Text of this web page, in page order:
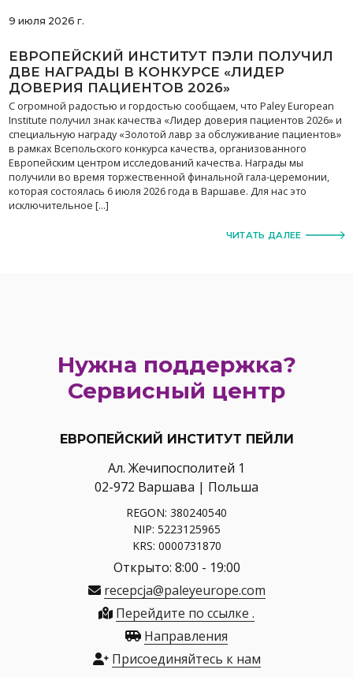
9 июля 2026 г.
ЕВРОПЕЙСКИЙ ИНСТИТУТ ПЭЛИ ПОЛУЧИЛ
ДВЕ НАГРАДЫ В КОНКУРСЕ «ЛИДЕР
ДОВЕРИЯ ПАЦИЕНТОВ 2026»
С огромной радостью и гордостью сообщаем, что Paley European
Institute получил знак качества «Лидер доверия пациентов 2026» и
специальную награду «Золотой лавр за обслуживание пациентов»
в рамках Всепольского конкурса качества, организованного
Европейским центром исследований качества. Награды мы
получили во время торжественной финальной гала-церемонии,
которая состоялась 6 июля 2026 года в Варшаве. Для нас это
исключительное […]
ЧИТАТЬ ДАЛЕЕ
Нужна поддержка?
Сервисный центр
ЕВРОПЕЙСКИЙ ИНСТИТУТ ПЕЙЛИ
Ал. Жечипосполитей 1
02-972 Варшава | Польша
REGON: 380240540
NIP: 5223125965
KRS: 0000731870
Открыто: 8:00 - 19:00
recepcja@paleyeurope.com
Перейдите по ссылке .
Направления
Присоединяйтесь к нам